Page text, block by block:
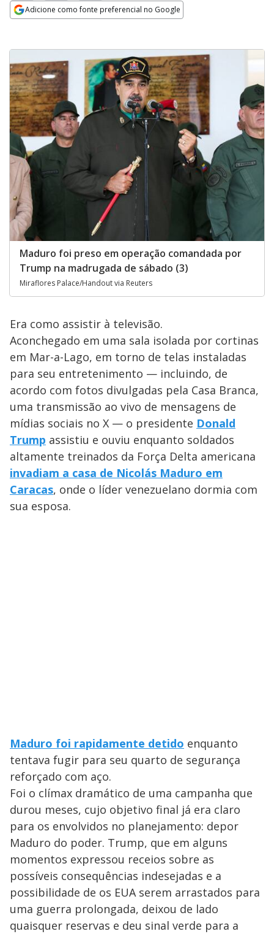
Adicione como fonte preferencial no Google
Maduro foi preso em operação comandada por
Trump na madrugada de sábado (3)
Miraflores Palace/Handout via Reuters
Era como assistir à televisão.
Aconchegado em uma sala isolada por cortinas
em Mar-a-Lago, em torno de telas instaladas
para seu entretenimento — incluindo, de
acordo com fotos divulgadas pela Casa Branca,
uma transmissão ao vivo de mensagens de
mídias sociais no X — o presidente Donald
Trump assistiu e ouviu enquanto soldados
altamente treinados da Força Delta americana
invadiam a casa de Nicolás Maduro em
Caracas, onde o líder venezuelano dormia com
sua esposa.
Maduro foi rapidamente detido enquanto
tentava fugir para seu quarto de segurança
reforçado com aço.
Foi o clímax dramático de uma campanha que
durou meses, cujo objetivo final já era claro
para os envolvidos no planejamento: depor
Maduro do poder. Trump, que em alguns
momentos expressou receios sobre as
possíveis consequências indesejadas e a
possibilidade de os EUA serem arrastados para
uma guerra prolongada, deixou de lado
quaisquer reservas e deu sinal verde para a